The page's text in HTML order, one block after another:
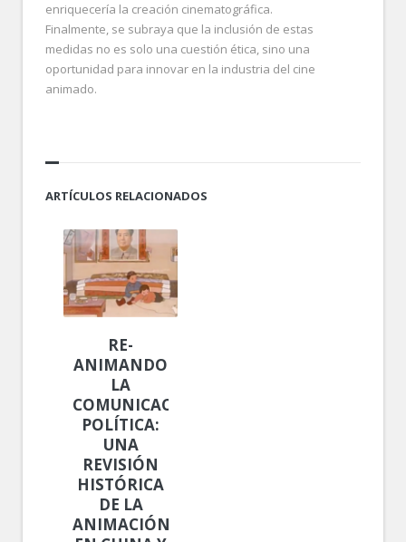
enriquecería la creación cinematográfica.
Finalmente, se subraya que la inclusión de estas
medidas no es solo una cuestión ética, sino una
oportunidad para innovar en la industria del cine
animado.
ARTÍCULOS RELACIONADOS
RE-
ANIMANDO
LA
COMUNICACIÓN
POLÍTICA:
UNA
REVISIÓN
HISTÓRICA
DE LA
ANIMACIÓN